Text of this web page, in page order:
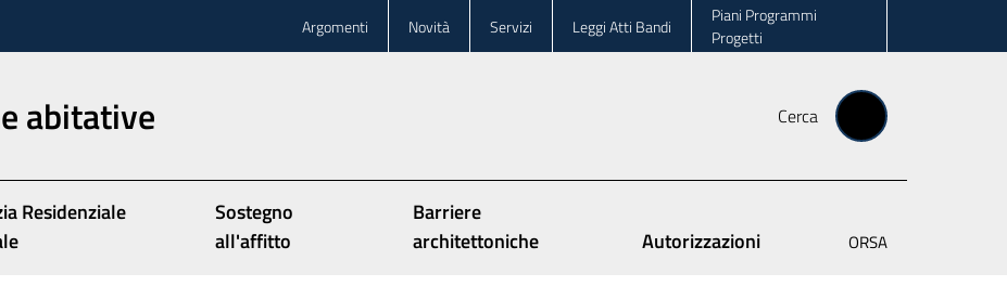
Argomenti Novità Servizi Leggi Atti Bandi
Piani Programmi
Progetti
abitative Cerca
Residenziale
Sostegno
all'affitto
Barriere
architettoniche
Autorizzazioni ORSA